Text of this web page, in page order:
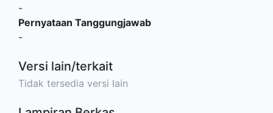
-
Pernyataan Tanggungjawab
-
Versi lain/terkait
Tidak tersedia versi lain